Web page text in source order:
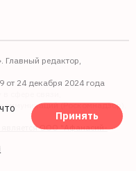
Главный редактор,
24 декабря 2024 года
сфере связи,
(Роскомнадзор).
является ООО "Афанасий-
Принять